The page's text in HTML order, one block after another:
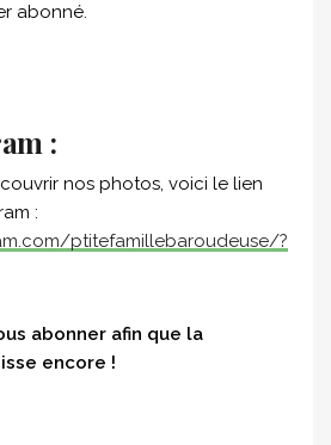
abonné.
:
nos photos, voici le lien
:
ptitefamillebaroudeuse/?
abonner afin que la
encore !